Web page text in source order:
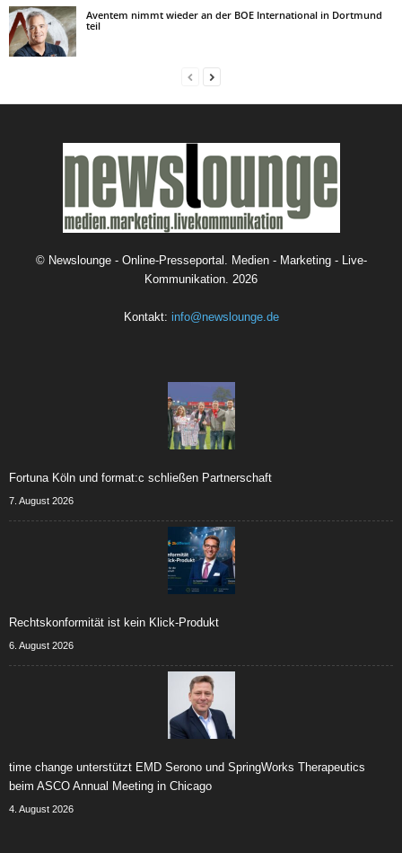
Aventem nimmt wieder an der BOE International in Dortmund
teil
© Newslounge - Online-Presseportal. Medien - Marketing - Live-
Kommunikation. 2026
Kontakt: info@newslounge.de
Fortuna Köln und format:c schließen Partnerschaft
7. August 2026
Rechtskonformität ist kein Klick-Produkt
6. August 2026
time change unterstützt EMD Serono und SpringWorks Therapeutics
beim ASCO Annual Meeting in Chicago
4. August 2026